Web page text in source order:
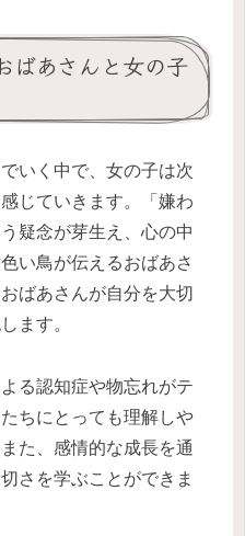
ばあさんと女の子
いく中で、女の子は次
じていきます。「嫌わ
疑念が芽生え、心の中
い鳥が伝えるおばあさ
ばあさんが自分を大切
ます。
る認知症や物忘れがテ
ちにとっても理解しや
た、感情的な成長を通
さを学ぶことができま